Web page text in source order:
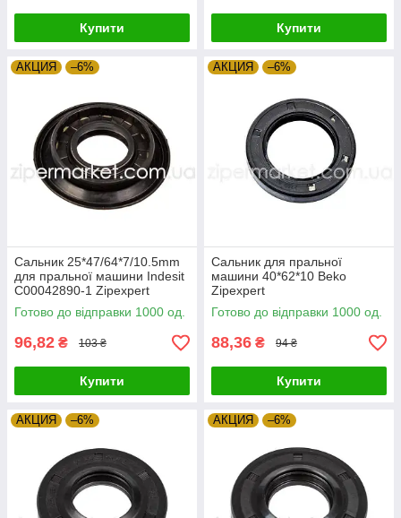
Купити Купити
АКЦИЯ –6%
Сальник 25*47/64*7/10.5mm
для пральної машини Indesit
C00042890-1 Zipexpert
Готово до відправки 1000 од.
96,82 ₴ 103 ₴
Купити
АКЦИЯ –6%
Сальник для пральної
машини 40*62*10 Beko
Zipexpert
Готово до відправки 1000 од.
88,36 ₴ 94 ₴
Купити
АКЦИЯ –6% АКЦИЯ –6%